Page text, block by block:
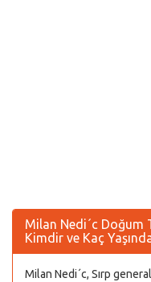
Milan Nedi´c Doğum
Kimdir ve Kaç
Milan Nedi´c, Sırp